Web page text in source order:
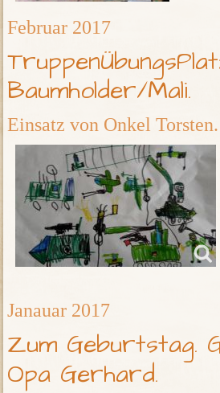
Februar 2017
Baumholder/Mali.
Einsatz von Onkel Torsten.
Janauar 2017
Zum Geburtstag.
Opa Gerhard.